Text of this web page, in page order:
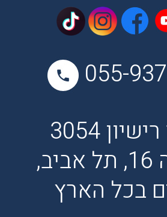
055-
3054
בן יהודה 16, תל אביב,
בכל הארץ